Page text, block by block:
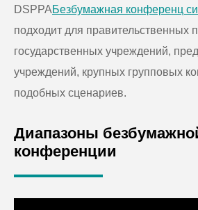
DSPPAБезбумажная конференц
подходит для правительственных
государственных учреждений,
учреждений, крупных групповых
подобных сценариев.
Диапазоны
конференции